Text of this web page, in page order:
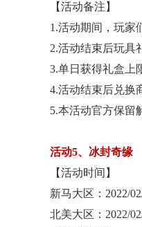
【活动备注】
1.活动期间，玩家
2.活动结束后玩具
3.单日获得礼盒上
4.活动结束后兑换
5.本活动官方保留
活动5、冰封奇缘
【活动时间】
新马大区： 2022/
北美大区： 2022/